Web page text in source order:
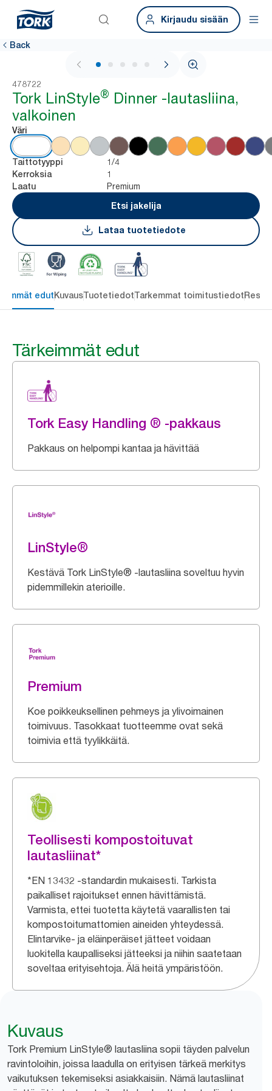
Kirjaudu sisään
Back
1 / 5
478722
Tork LinStyle® Dinner -lautasliina,
valkoinen
Väri
Taittotyyppi 1/4
Kerroksia 1
Laatu
Premium
Etsi jakelija
Lataa tuotetiedote
edutKuvausTuotetiedotTarkemmat toimitustiedot
Tärkeimmät edut
Tork Easy Handling ® -pakkaus
Pakkaus on helpompi kantaa ja hävittää
LinStyle®
Kestävä Tork LinStyle® -lautasliina soveltuu hyvin
pidemmillekin aterioille.
Premium
Koe poikkeuksellinen pehmeys ja ylivoimainen
toimivuus. Tasokkaat tuotteemme ovat sekä
toimivia että tyylikkäitä.
Teollisesti kompostoituvat
lautasliinat*
*EN 13432 -standardin mukaisesti. Tarkista
paikalliset rajoitukset ennen hävittämistä.
Varmista, ettei tuotetta käytetä vaarallisten tai
kompostoitumattomien aineiden yhteydessä.
Elintarvike- ja eläinperäiset jätteet voidaan
luokitella kaupalliseksi jätteeksi ja niihin saatetaan
soveltaa erityisehtoja. Älä heitä ympäristöön.
Kuvaus
Tork Premium LinStyle® lautasliina sopii täyden palvelun
ravintoloihin, joissa laadulla on erityisen tärkeä merkitys
vaikutuksen tekemiseksi asiakkaisiin. Nämä lautasliinat